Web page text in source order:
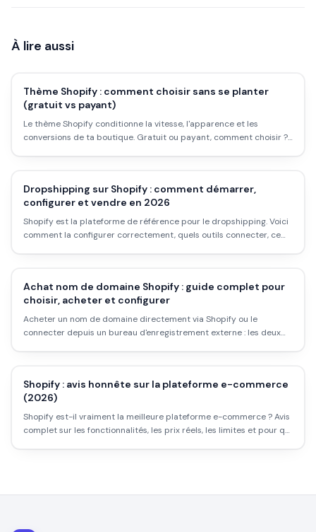
À lire aussi
Thème Shopify : comment choisir sans se planter
(gratuit vs payant)
Le thème Shopify conditionne la vitesse, l'apparence et les
conversions de ta boutique. Gratuit ou payant, comment choisir ?
Dropshipping sur Shopify : comment démarrer,
configurer et vendre en 2026
Shopify est la plateforme de référence pour le dropshipping. Voici
comment la configurer correctement, quels outils connecter, ce
Achat nom de domaine Shopify : guide complet pour
choisir, acheter et configurer
Acheter un nom de domaine directement via Shopify ou le
connecter depuis un bureau d'enregistrement externe : les deux
Shopify : avis honnête sur la plateforme e-commerce
(2026)
Shopify est-il vraiment la meilleure plateforme e-commerce ? Avis
complet sur les fonctionnalités, les prix réels, les limites et pour qui